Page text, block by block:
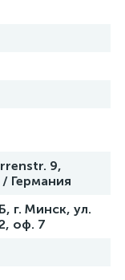
9,
Германия
г. Минск, ул.
оф. 7